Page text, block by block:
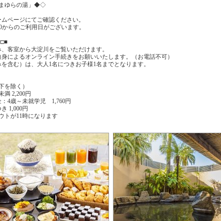
ゆらの湯」◆◇
ページにてご確認ください。
らのご利用日がございます。
客室から大淀川をご覧いただけます。
によるオンライン手続きをお願いいたします。（お電話不可）
含む）は、大人1名につきお子様1名までとなります。
を除く）
満 2,200円
4歳～未就学児 1,760円
1,000円
トが11時になります